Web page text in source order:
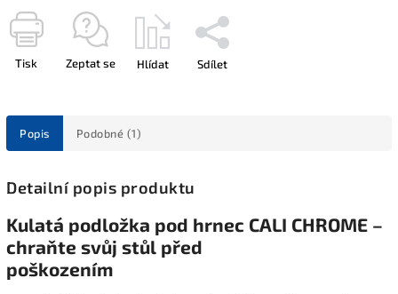
Tisk Zeptat se Hlídat Sdílet
Popis Podobné (1)
Detailní popis produktu
Kulatá podložka pod hrnec CALI CHROME –
chraňte svůj stůl před
poškozením